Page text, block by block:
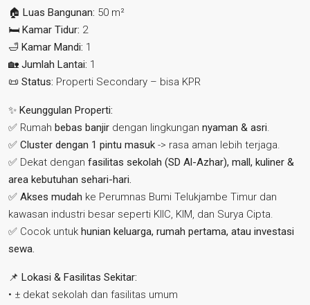
🏠 Luas Bangunan: 50 m²
🛏️ Kamar Tidur: 2
🛁 Kamar Mandi: 1
🏡 Jumlah Lantai: 1
📜 Status: Properti Secondary – bisa KPR
✨ Keunggulan Properti:
✅ Rumah bebas banjir dengan lingkungan nyaman & asri.
✅ Cluster dengan 1 pintu masuk -> rasa aman lebih terjaga.
✅ Dekat dengan fasilitas sekolah (SD Al-Azhar), mall, kuliner &
area kebutuhan sehari-hari.
✅ Akses mudah ke Perumnas Bumi Telukjambe Timur dan
kawasan industri besar seperti KIIC, KIM, dan Surya Cipta.
✅ Cocok untuk hunian keluarga, rumah pertama, atau investasi
sewa.
📌 Lokasi & Fasilitas Sekitar:
• ± dekat sekolah dan fasilitas umum